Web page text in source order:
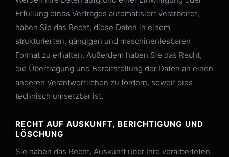
Erfüllung eines Vertrages automatisiert verarbeitet,
haben Sie das Recht, diese Daten in einem
strukturierten, gängigen und maschinenlesbaren
Format zu erhalten. Außerdem haben Sie das Recht,
die Übertragung und Bereitstellung der Daten an einen
anderen Verantwortlichen zu fordern, soweit dies
technisch umsetzbar ist.
RECHT AUF AUSKUNFT, BERICHTIGUNG UND
LÖSCHUNG
Sie haben das Recht, Auskunft über Ihre verarbeiteten